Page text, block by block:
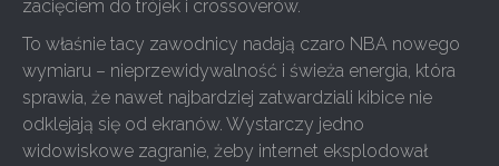
zacięciem do trójek i crossoverów.
To właśnie tacy zawodnicy nadają czaro NBA nowego
wymiaru – nieprzewidywalność i świeża energia, która
sprawia, że nawet najbardziej zatwardziali kibice nie
odklejają się od ekranów. Wystarczy jedno
widowiskowe zagranie, żeby internet eksplodował